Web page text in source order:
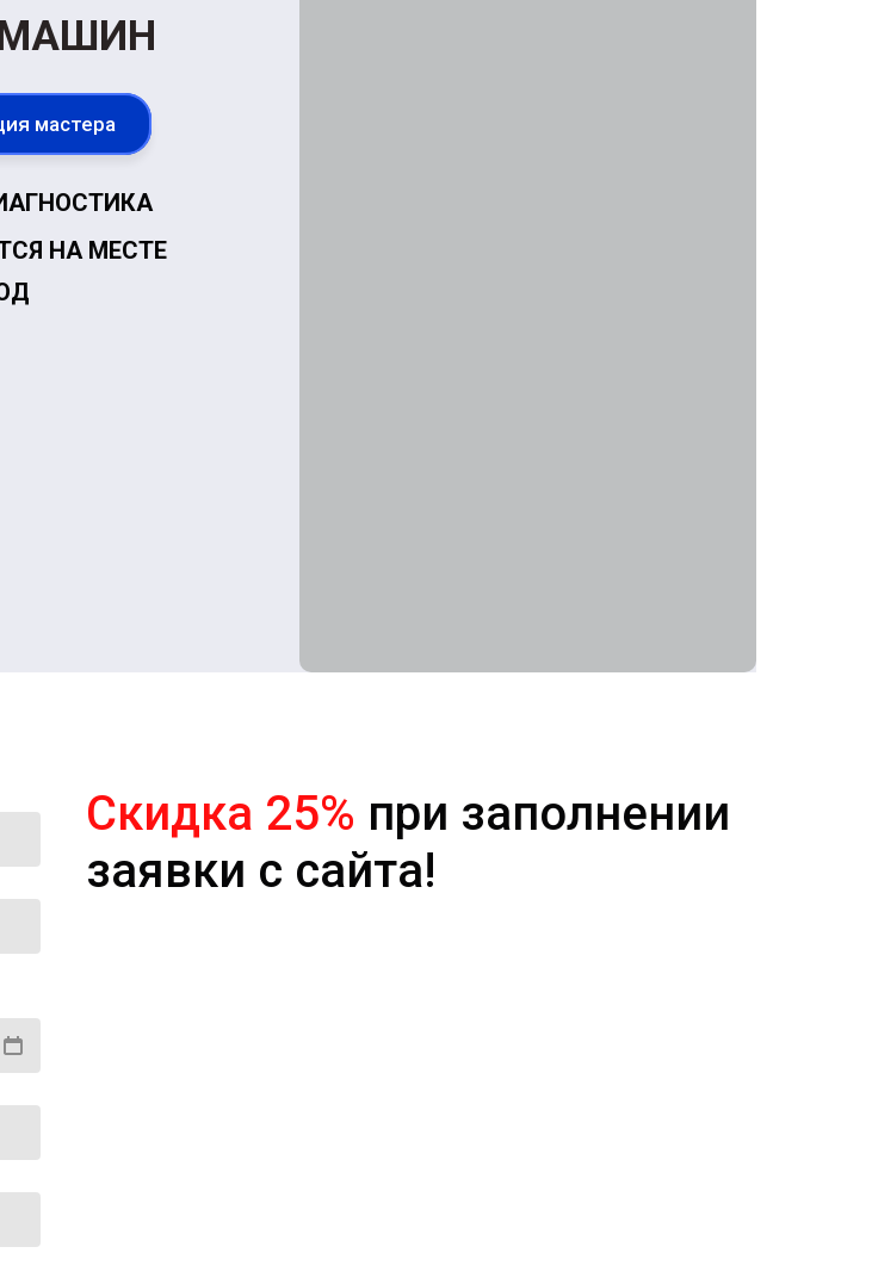
мастера
НА МЕСТЕ
Скидка 25% при заполнении
заявки с сайта!